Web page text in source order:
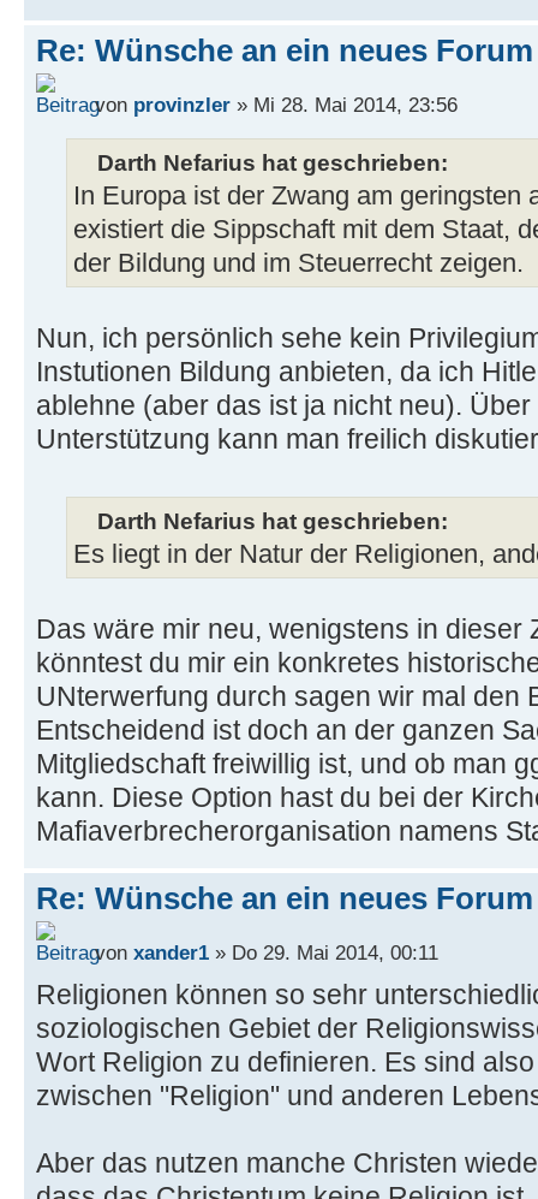
Re: Wünsche an ein neues Forum
von provinzler » Mi 28. Mai 2014, 23:56
Darth Nefarius hat geschrieben:
In Europa ist der Zwang am geringsten
existiert die Sippschaft mit dem Staat,
der Bildung und im Steuerrecht zeigen.
Nun, ich persönlich sehe kein
Instutionen Bildung anbieten, da ich
ablehne (aber das ist ja nicht neu).
Unterstützung kann man freilich
Darth Nefarius hat geschrieben:
Es liegt in der Natur der Religionen,
Das wäre mir neu, wenigstens in dieser
könntest du mir ein konkretes
UNterwerfung durch sagen wir mal den
Entscheidend ist doch an der ganzen
Mitgliedschaft freiwillig ist, und ob man
kann. Diese Option hast du bei der
Mafiaverbrecherorganisation namens
Re: Wünsche an ein neues Forum
von xander1 » Do 29. Mai 2014, 00:11
Religionen können so sehr
soziologischen Gebiet der
Wort Religion zu definieren. Es sind
zwischen "Religion" und anderen
Aber das nutzen manche Christen